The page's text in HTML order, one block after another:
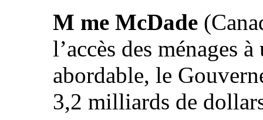
M me McDade
l’accès des ménages
abordable, le
3,2 milliards de